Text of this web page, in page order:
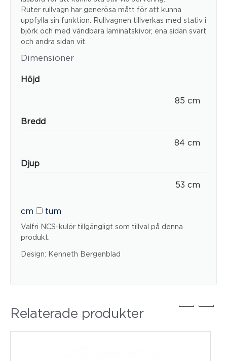
Ruter rullvagn har generösa mått för att kunna
uppfylla sin funktion. Rullvagnen tillverkas med stativ i
björk och med vändbara laminatskivor, ena sidan svart
och andra sidan vit.
Dimensioner
Höjd
85 cm
Bredd
84 cm
Djup
53 cm
cm tum
Valfri NCS-kulör tillgängligt som tillval på denna
produkt.
Design: Kenneth Bergenblad
Relaterade produkter